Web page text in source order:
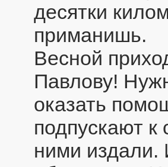
десятки
приманишь.
Весной
Павлову!
оказать
подпускают к
ними издали.